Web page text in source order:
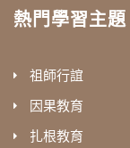
熱門學習主題
祖師行誼
因果教育
扎根教育